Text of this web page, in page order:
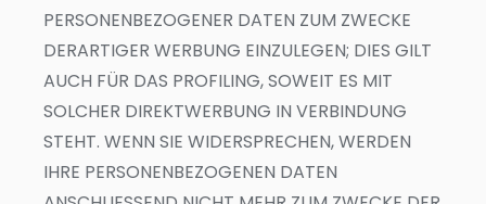
PERSONENBEZOGENER DATEN ZUM ZWECKE
DERARTIGER WERBUNG EINZULEGEN; DIES GILT
AUCH FÜR DAS PROFILING, SOWEIT ES MIT
SOLCHER DIREKTWERBUNG IN VERBINDUNG
STEHT. WENN SIE WIDERSPRECHEN, WERDEN
IHRE PERSONENBEZOGENEN DATEN